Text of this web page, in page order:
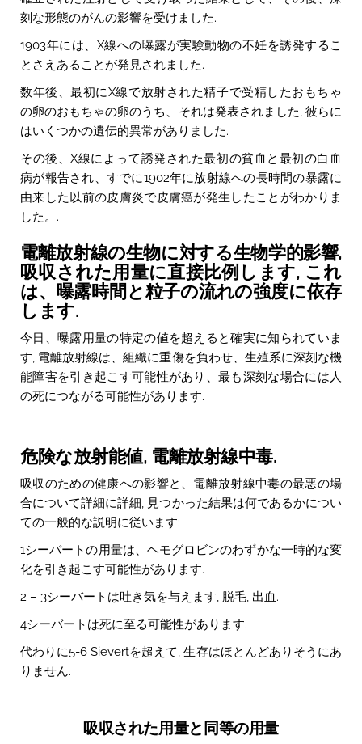
刻な形態のがんの影響を受けました.
1903年には、X線への曝露が実験動物の不妊を誘発するこ
とさえあることが発見されました.
数年後、最初にX線で放射された精子で受精したおもちゃ
の卵のおもちゃの卵のうち、それは発表されました, 彼らに
はいくつかの遺伝的異常がありました.
その後、X線によって誘発された最初の貧血と最初の白血
病が報告され、すでに1902年に放射線への長時間の暴露に
由来した以前の皮膚炎で皮膚癌が発生したことがわかりま
した。.
電離放射線の生物に対する生物学的影響,
吸収された用量に直接比例します, これ
は、曝露時間と粒子の流れの強度に依存
します.
今日、曝露用量の特定の値を超えると確実に知られていま
す, 電離放射線は、組織に重傷を負わせ、生殖系に深刻な機
能障害を引き起こす可能性があり、最も深刻な場合には人
の死につながる可能性があります.
危険な放射能値, 電離放射線中毒.
吸収のための健康への影響と、電離放射線中毒の最悪の場
合について詳細に詳細, 見つかった結果は何であるかについ
ての一般的な説明に従います:
1シーバートの用量は、ヘモグロビンのわずかな一時的な変
化を引き起こす可能性があります.
2 – 3シーバートは吐き気を与えます, 脱毛, 出血.
4シーバートは死に至る可能性があります.
代わりに5-6 Sievertを超えて, 生存はほとんどありそうにあ
りません.
吸収された用量と同等の用量